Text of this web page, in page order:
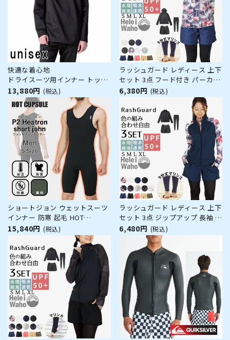
快適な着心地
ドライスーツ用インナー トップ
ス World Dive / ワールドダイブ
サーマルボディスムーサー
TOPS WSB3P
13,880円 (税込)
ラッシュガード レディース 上下
セット 3点 フード付き パーカー
フーディー 長袖 レギンス サー
フパンツ 水着 30代 40代 50代
体型カバー ゆったり UVカット
水陸両用 プール 海 ランニング
ヨガ 接触冷感 ヘレイ
6,380円 (税込)
ショートジョン ウェットスーツ
インナー 防寒 起毛 HOT
CAPSULE ホットカプセル P2ヒ
ートロン メンズ サーフィン ダ
イビング ラッシュガード 冬 保
温 グッズ ウィンターアイテム
15,840円 (税込)
ラッシュガード レディース 上下
セット 3点 ジップアップ 長袖 フ
ードなし レギンス サーフパンツ
水着 30代 40代 50代 体型カバー
ゆったり UVカット 水陸両用 プ
ール 海 ランニング ヨガ 接触冷
感 ヘレイワホ 運
6,480円 (税込)